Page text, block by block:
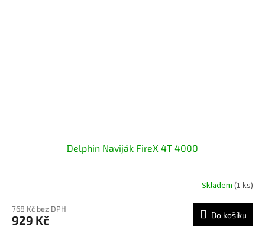
Delphin Naviják FireX 4T 4000
Skladem (1 ks)
768 Kč bez DPH
929 Kč Do košíku